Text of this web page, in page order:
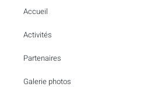
Accueil
Activités
Partenaires
Galerie photos